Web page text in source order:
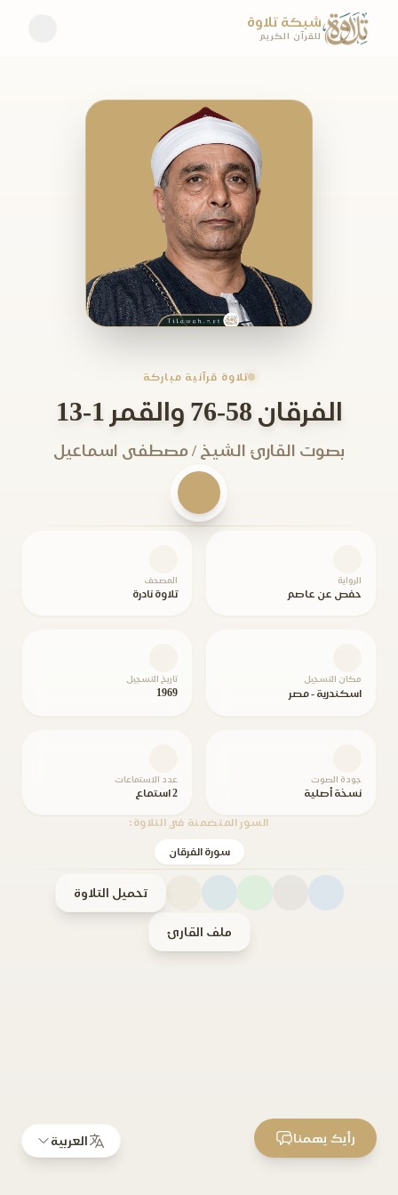
شبكة تلاوة
للقرآن الكريم
تلاوة قرآنية مباركة
الفرقان 58-76 والقمر 1-13
بصوت القارئ الشيخ / مصطفى اسماعيل
الرواية
حفص عن عاصم
المصحف
تلاوة نادرة
مكان التسجيل
اسكندرية - مصر
تاريخ التسجيل
1969
جودة الصوت
نسخة أصلية
عدد الاستماعات
2 استماع
السور المتضمنة في التلاوة:
سورة الفرقان
تحميل التلاوة
ملف القارئ
العربية رأيك يهمنا